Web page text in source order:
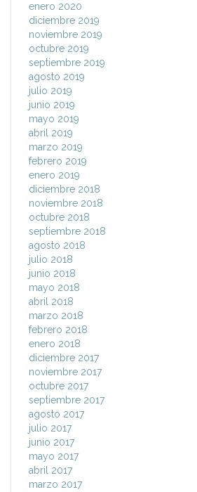
enero 2020
diciembre 2019
noviembre 2019
octubre 2019
septiembre 2019
agosto 2019
julio 2019
junio 2019
mayo 2019
abril 2019
marzo 2019
febrero 2019
enero 2019
diciembre 2018
noviembre 2018
octubre 2018
septiembre 2018
agosto 2018
julio 2018
junio 2018
mayo 2018
abril 2018
marzo 2018
febrero 2018
enero 2018
diciembre 2017
noviembre 2017
octubre 2017
septiembre 2017
agosto 2017
julio 2017
junio 2017
mayo 2017
abril 2017
marzo 2017